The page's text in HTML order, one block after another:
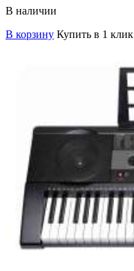
В наличии
В корзину Купить в 1 клик